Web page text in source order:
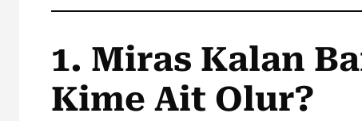
1. Miras Kalan
Kime Ait Olur?